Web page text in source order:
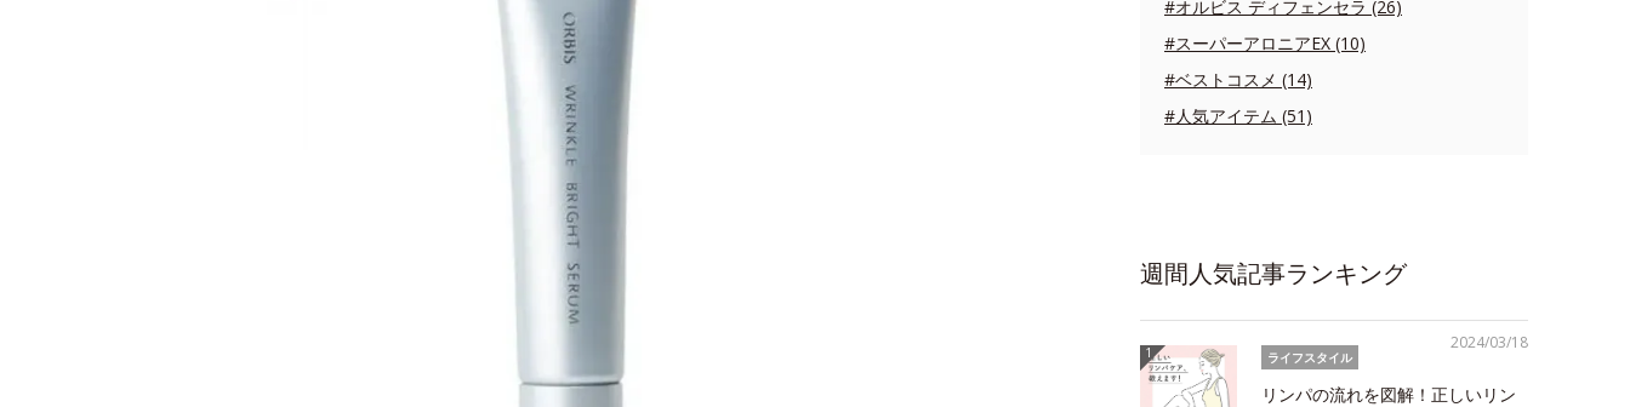
#オルビス ディフェンセラ (26)
#スーパーアロニアEX (10)
#ベストコスメ (14)
#人気アイテム (51)
週間人気記事ランキング
2024/03/18
ライフスタイル
リンパの流れを図解！正しいリン